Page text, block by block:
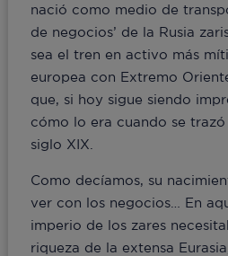
nació como medio de
de negocios’ de la Rusia
sea el tren en activo más
europea con Extremo
que, si hoy sigue siendo
cómo lo era cuando se
siglo XIX.
Como decíamos, su
ver con los negocios… En
imperio de los zares
riqueza de la extensa